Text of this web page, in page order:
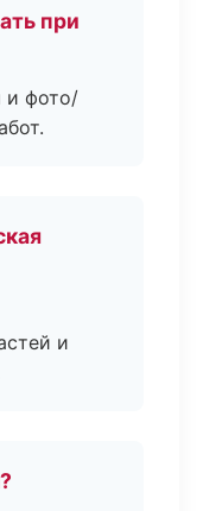
при
и фото/
и